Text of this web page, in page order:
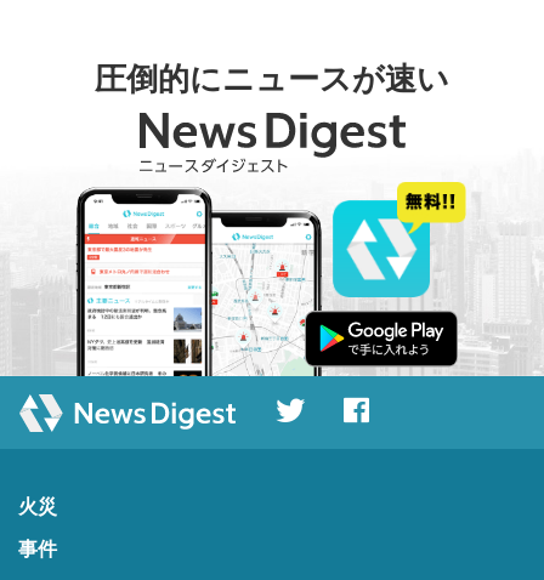
圧倒的にニュースが速い
火災
事件